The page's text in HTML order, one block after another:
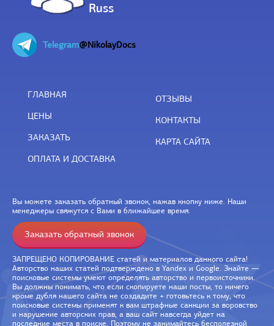
Russ
Telegram@NikolayDocs
ГЛАВНАЯ
ЦЕНЫ
ЗАКАЗАТЬ
ОПЛАТА И ДОСТАВКА
ОТЗЫВЫ
КОНТАКТЫ
КАРТА САЙТА
Вы можете заказать обратный звонок, нажав кнопку ниже. Наши
менеджеры свяжутся с Вами в ближайшее время.
Заказать обратный звонок
ЗАПРЕЩЕНО КОПИРОВАНИЕ статей и материалов данного сайта!
Авторство наших статей подтверждено в Yandex и Google. Знайте —
поисковые системы умеют определять авторство и первоисточники.
Вы должны понимать, что если скопируете наши посты, то ничего
кроме дубля нашего сайта не создадите + готовьтесь к тому, что
поисковые системы применят к вам штрафные санкции за воровство
и нарушение авторских прав, а ваш сайт навсегда уйдет на
последние места в поиске. Поэтому не занимайтесь бесполезной